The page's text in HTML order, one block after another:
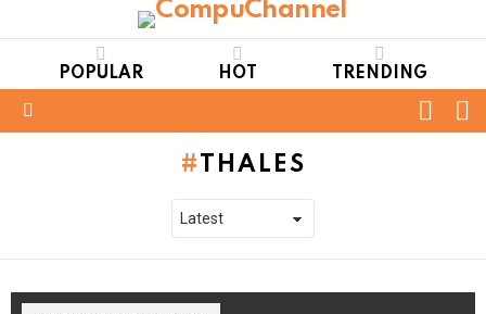
POPULAR HOT TRENDING
THALES